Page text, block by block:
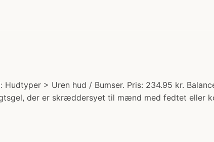
> Uren hud / Bumser. Pris: 234.95 kr.
der er skræddersyet til mænd med fedtet eller